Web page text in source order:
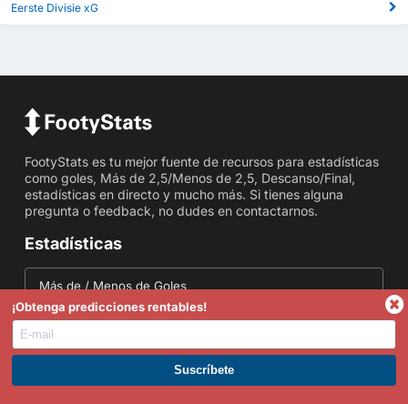
Eerste Divisie xG
FootyStats es tu mejor fuente de recursos para estadísticas
como goles, Más de 2,5/Menos de 2,5, Descanso/Final,
estadísticas en directo y mucho más. Si tienes alguna
pregunta o feedback, no dudes en contactarnos.
Estadísticas
Más de / Menos de Goles
Estadísticas AEM
Estadísticas de Córners
Marcado en Ambas Mitades
ÚNETE A PREMIUM. GANA AHORA.
¡Obtenga predicciones rentables!